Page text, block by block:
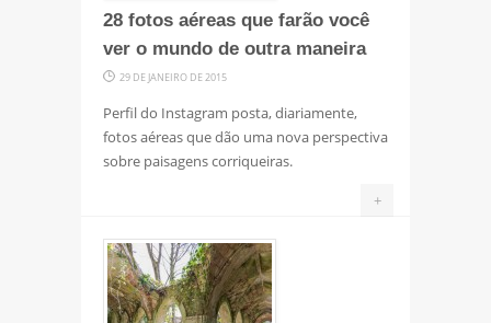
28 fotos aéreas que farão você
ver o mundo de outra maneira
29 DE JANEIRO DE 2015
Perfil do Instagram posta, diariamente,
fotos aéreas que dão uma nova perspectiva
sobre paisagens corriqueiras.
+